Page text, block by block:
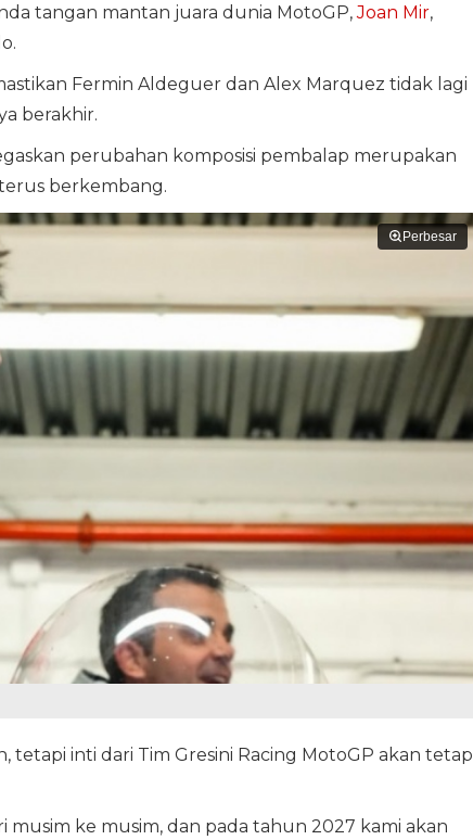
tangan mantan juara dunia MotoGP,Joan Mir,
Fermin Aldeguer dan Alex Marquez tidak lagi
berakhir.
perubahan komposisi pembalap merupakan
berkembang.
Perbesar
inti dari Tim Gresini Racing MotoGP akan tetap
ke musim, dan pada tahun 2027 kami akan